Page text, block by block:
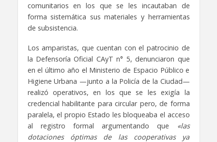
comunitarios en los que se les incautaban de
forma sistemática sus materiales y herramientas
de subsistencia.
​Los amparistas, que cuentan con el patrocinio de
la Defensoría Oficial CAyT n° 5, denunciaron que
en el último año el Ministerio de Espacio Público e
Higiene Urbana —junto a la Policía de la Ciudad—
realizó operativos, en los que se les exigía la
credencial habilitante para circular pero, de forma
paralela, el propio Estado les bloqueaba el acceso
al registro formal argumentando que «las
dotaciones óptimas de las cooperativas ya